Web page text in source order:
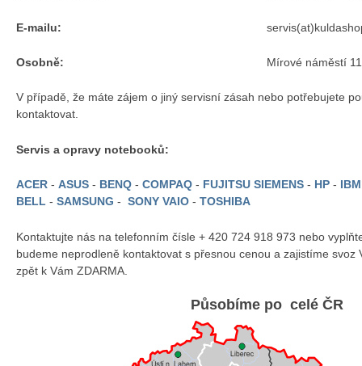
E-mailu:
Osobně: Mírové náměstí
V případě, že máte zájem o jiný servisní zásah nebo potřebujete
kontaktovat.
Servis a opravy notebooků:
ACER - ASUS - BENQ - COMPAQ - FUJITSU SIEMENS - HP -
BELL - SAMSUNG - SONY VAIO - TOSHIBA
Kontaktujte nás na telefonním čísle + 420 724 918 973 nebo
budeme neprodleně kontaktovat s přesnou cenou a zajistíme svoz
zpět k Vám ZDARMA.
Působíme po celé ČR